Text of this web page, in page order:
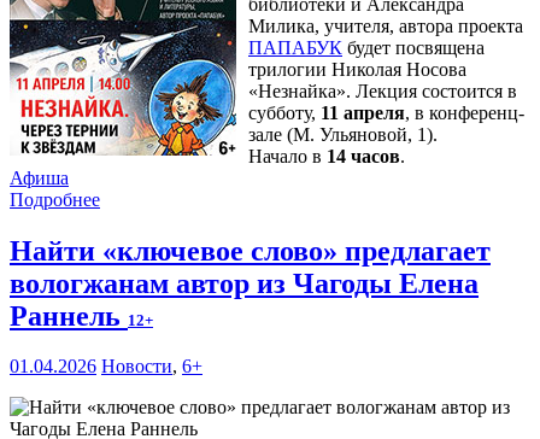
Милика, учителя, автора проекта
ПАПАБУК будет посвящена
трилогии Николая Носова
«Незнайка». Лекция состоится в
субботу, 11 апреля, в конференц-
зале (М. Ульяновой, 1).
Начало в 14 часов.
Афиша
Подробнее
Найти «ключевое слово» предлагает
вологжанам автор из Чагоды Елена
Раннель 12+
01.04.2026 Новости, 6+